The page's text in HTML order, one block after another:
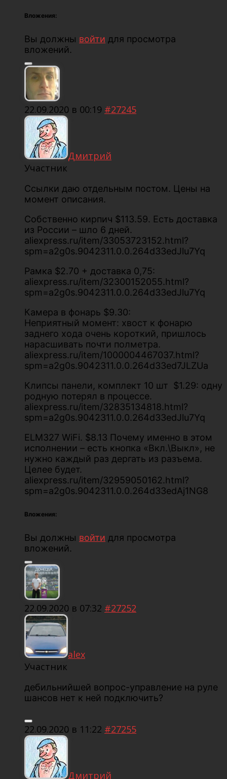
Вложения:
Вы должны войти для просмотра
вложений.
22.09.2020 в 00:19 #27245
Дмитрий
Участник
Ссылки даю отдельным постом. Цены на
момент описания.
Собственно кирпич $113.59. Есть доставка
из России – шло 6 дней.
aliexpress.ru/item/33053723152.html?
spm=a2g0s.9042311.0.0.264d33edJlu7Yq
Рамка $2.70 + доставка 0,75:
aliexpress.ru/item/32300152055.html?
spm=a2g0s.9042311.0.0.264d33edJlu7Yq
Камера в фонарь $9.30:
Неприятный момент: хвост к фонарю
заднего хода очень короткий, пришлось
нарасшивать почти полметра.
aliexpress.ru/item/1000004467037.html?
spm=a2g0s.9042311.0.0.264d33ed7JLZUa
Клипсы панели, комплект 10 шт $1.29: одну
родную потерял в процессе.
aliexpress.ru/item/32835134818.html?
spm=a2g0s.9042311.0.0.264d33edJlu7Yq
ELM327 WiFi. $8.13 Почему именно в этом
исполнении – есть кнопка «Вкл.\Выкл», не
нужно каждый раз дергать из разъема.
Целее будет.
aliexpress.ru/item/32959050162.html?
spm=a2g0s.9042311.0.0.264d33edAj1NG8
Вложения:
Вы должны войти для просмотра
вложений.
22.09.2020 в 07:32 #27252
alex
Участник
дебильнийшей вопрос-управление на руле
шансов нет к ней подключить?
22.09.2020 в 11:22 #27255
Дмитрий